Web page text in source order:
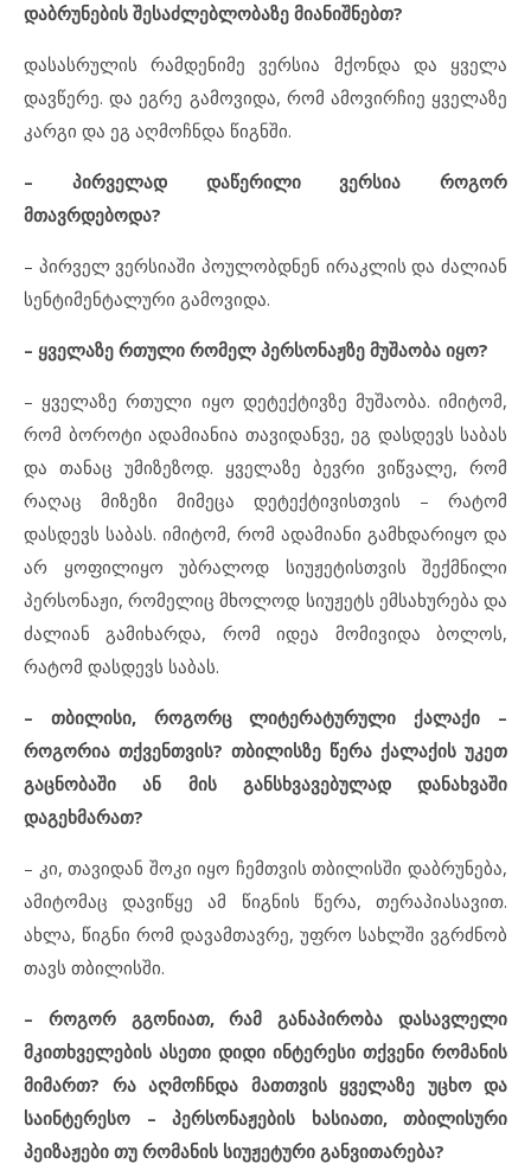
დაბრუნების შესაძლებლობაზე მიანიშნებთ?
დასასრულის რამდენიმე ვერსია მქონდა და ყველა
დავწერე. და ეგრე გამოვიდა, რომ ამოვირჩიე ყველაზე
კარგი და ეგ აღმოჩნდა წიგნში.
– პირველად დაწერილი ვერსია როგორ
მთავრდებოდა?
– პირველ ვერსიაში პოულობდნენ ირაკლის და ძალიან
სენტიმენტალური გამოვიდა.
– ყველაზე რთული რომელ პერსონაჟზე მუშაობა იყო?
– ყველაზე რთული იყო დეტექტივზე მუშაობა. იმიტომ,
რომ ბოროტი ადამიანია თავიდანვე, ეგ დასდევს საბას
და თანაც უმიზეზოდ. ყველაზე ბევრი ვიწვალე, რომ
რაღაც მიზეზი მიმეცა დეტექტივისთვის – რატომ
დასდევს საბას. იმიტომ, რომ ადამიანი გამხდარიყო და
არ ყოფილიყო უბრალოდ სიუჟეტისთვის შექმნილი
პერსონაჟი, რომელიც მხოლოდ სიუჟეტს ემსახურება და
ძალიან გამიხარდა, რომ იდეა მომივიდა ბოლოს,
რატომ დასდევს საბას.
– თბილისი, როგორც ლიტერატურული ქალაქი –
როგორია თქვენთვის? თბილისზე წერა ქალაქის უკეთ
გაცნობაში ან მის განსხვავებულად დანახვაში
დაგეხმარათ?
– კი, თავიდან შოკი იყო ჩემთვის თბილისში დაბრუნება,
ამიტომაც დავიწყე ამ წიგნის წერა, თერაპიასავით.
ახლა, წიგნი რომ დავამთავრე, უფრო სახლში ვგრძნობ
თავს თბილისში.
– როგორ გგონიათ, რამ განაპირობა დასავლელი
მკითხველების ასეთი დიდი ინტერესი თქვენი რომანის
მიმართ? რა აღმოჩნდა მათთვის ყველაზე უცხო და
საინტერესო – პერსონაჟების ხასიათი, თბილისური
პეიზაჟები თუ რომანის სიუჟეტური განვითარება?